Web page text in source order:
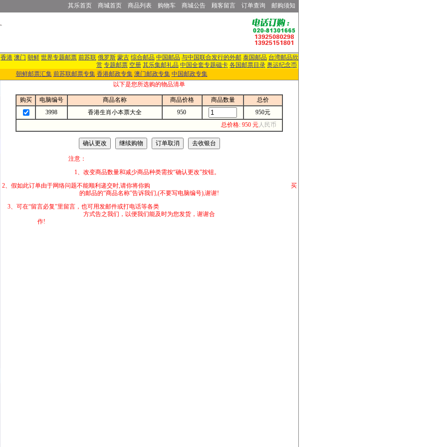
其乐首页 商城首页 商品列表 购物车 商城公告 顾客留言 订单查询 邮购须知
香港 澳门 朝鲜 世界专题邮票 前苏联 俄罗斯 蒙古 综合邮品 中国邮品 与中国联合发行的外邮 泰国邮品 台湾邮品欣
赏 专题邮票 空册 其乐集邮礼品 中国全套专题磁卡 各国邮票目录 奥运纪念币
朝鲜邮票汇集 前苏联邮票专集 香港邮政专集 澳门邮政专集 中国邮政专集
以下是您所选购的物品清单
购买 电脑编号 商品名称 商品价格 商品数量
总价
3998
香港生肖小本票大全 950
950元
总价格: 950 元人民币
注意：
1、改变商品数量和减少商品种类需按“确认更改”按钮。
2、假如此订单由于网络问题不能顺利递交时,请你将你购 买
的邮品的“商品名称”告诉我们,(不要写电脑编号),谢谢!
3、可在“留言必复”里留言，也可用发邮件或打电话等各类
方式告之我们，以便我们能及时为您发货，谢谢合
作!